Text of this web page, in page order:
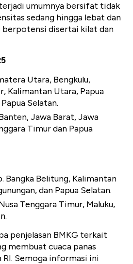
umumnya bersifat tidak
sedang hingga lebat dan
berpotensi disertai kilat dan
Utara, Bengkulu,
Kalimantan Utara, Papua
Selatan.
Jawa Barat, Jawa
Timur dan Papua
Bangka Belitung, Kalimantan
dan Papua Selatan.
Tenggara Timur, Maluku,
penjelasan BMKG terkait
membuat cuaca panas
Semoga informasi ini